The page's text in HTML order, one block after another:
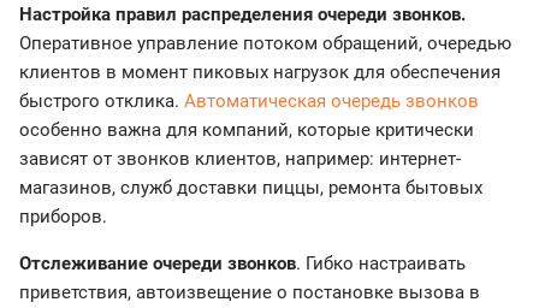
Настройка правил распределения очереди звонков.
Оперативное управление потоком обращений, очередью
клиентов в момент пиковых нагрузок для обеспечения
быстрого отклика. Автоматическая очередь звонков
особенно важна для компаний, которые критически
зависят от звонков клиентов, например: интернет-
магазинов, служб доставки пиццы, ремонта бытовых
приборов.
Отслеживание очереди звонков. Гибко настраивать
приветствия, автоизвещение о постановке вызова в